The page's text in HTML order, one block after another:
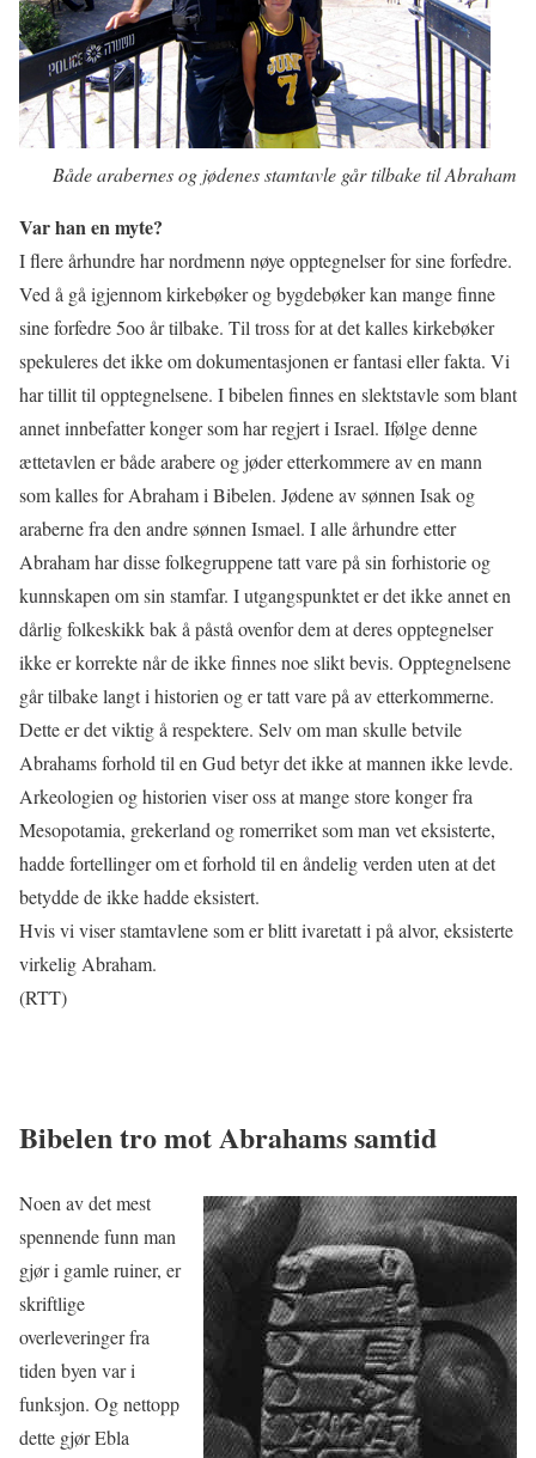
Både arabernes og jødenes stamtavle går tilbake til Abraham
Var han en myte?
I flere århundre har nordmenn nøye opptegnelser for sine forfedre.
Ved å gå igjennom kirkebøker og bygdebøker kan mange finne
sine forfedre 5oo år tilbake. Til tross for at det kalles kirkebøker
spekuleres det ikke om dokumentasjonen er fantasi eller fakta. Vi
har tillit til opptegnelsene. I bibelen finnes en slektstavle som blant
annet innbefatter konger som har regjert i Israel. Ifølge denne
ættetavlen er både arabere og jøder etterkommere av en mann
som kalles for Abraham i Bibelen. Jødene av sønnen Isak og
araberne fra den andre sønnen Ismael. I alle århundre etter
Abraham har disse folkegruppene tatt vare på sin forhistorie og
kunnskapen om sin stamfar. I utgangspunktet er det ikke annet en
dårlig folkeskikk bak å påstå ovenfor dem at deres opptegnelser
ikke er korrekte når de ikke finnes noe slikt bevis. Opptegnelsene
går tilbake langt i historien og er tatt vare på av etterkommerne.
Dette er det viktig å respektere. Selv om man skulle betvile
Abrahams forhold til en Gud betyr det ikke at mannen ikke levde.
Arkeologien og historien viser oss at mange store konger fra
Mesopotamia, grekerland og romerriket som man vet eksisterte,
hadde fortellinger om et forhold til en åndelig verden uten at det
betydde de ikke hadde eksistert.
Hvis vi viser stamtavlene som er blitt ivaretatt i på alvor, eksisterte
virkelig Abraham.
(RTT)
Bibelen tro mot Abrahams samtid
Noen av det mest
spennende funn man
gjør i gamle ruiner, er
skriftlige
overleveringer fra
tiden byen var i
funksjon. Og nettopp
dette gjør Ebla